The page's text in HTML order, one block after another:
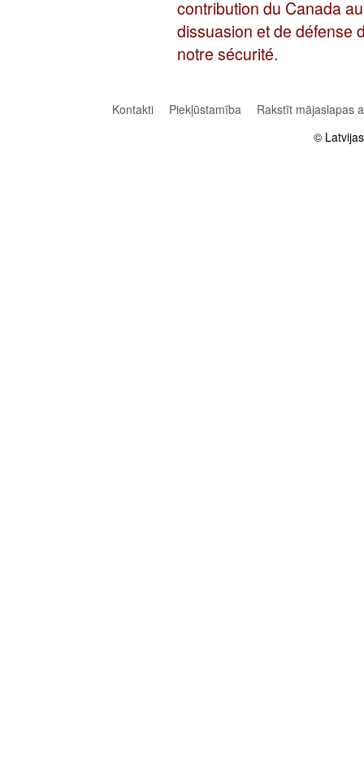
contribution du Canada
dissuasion et de défense
notre sécurité.
Kontakti Piekļūstamība
Rakstīt mājaslapas
©